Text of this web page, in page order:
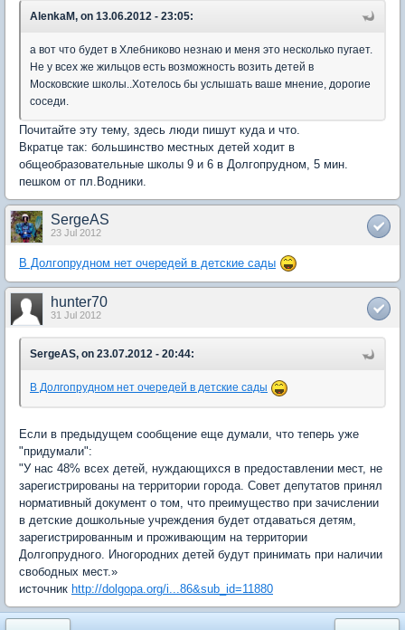
AlenkaM, on 13.06.2012 - 23:05:
а вот что будет в Хлебниково незнаю и меня это несколько пугает.
Не у всех же жильцов есть возможность возить детей в
Московские школы..Хотелось бы услышать ваше мнение, дорогие
соседи.
Почитайте эту тему, здесь люди пишут куда и что.
Вкратце так: большинство местных детей ходит в
общеобразовательные школы 9 и 6 в Долгопрудном, 5 мин.
пешком от пл.Водники.
SergeAS
23 Jul 2012
В Долгопрудном нет очередей в детские сады
hunter70
31 Jul 2012
SergeAS, on 23.07.2012 - 20:44:
В Долгопрудном нет очередей в детские сады
Если в предыдущем сообщение еще думали, что теперь уже
"придумали":
"У нас 48% всех детей, нуждающихся в предоставлении мест, не
зарегистрированы на территории города. Совет депутатов принял
нормативный документ о том, что преимущество при зачислении
в детские дошкольные учреждения будет отдаваться детям,
зарегистрированным и проживающим на территории
Долгопрудного. Иногородних детей будут принимать при наличии
свободных мест.»
источник http://dolgopa.org/i...86&sub_id=11880